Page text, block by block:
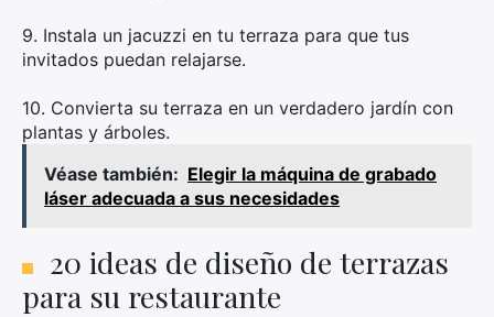
9. Instala un jacuzzi en tu terraza para que tus
invitados puedan relajarse.
10. Convierta su terraza en un verdadero jardín con
plantas y árboles.
Véase también: Elegir la máquina de grabado
láser adecuada a sus necesidades
20 ideas de diseño de terrazas
para su restaurante